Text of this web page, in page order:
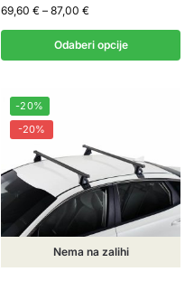
69,60 € – 87,00 €
Odaberi opcije
-20%
-20%
Nema na zalihi